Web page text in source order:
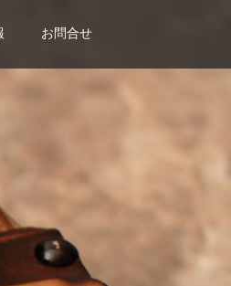
お問合せ